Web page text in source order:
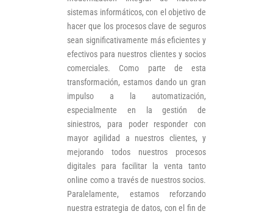
sistemas informáticos, con el objetivo de
hacer que los procesos clave de seguros
sean significativamente más eficientes y
efectivos para nuestros clientes y socios
comerciales. Como parte de esta
transformación, estamos dando un gran
impulso a la automatización,
especialmente en la gestión de
siniestros, para poder responder con
mayor agilidad a nuestros clientes, y
mejorando todos nuestros procesos
digitales para facilitar la venta tanto
online como a través de nuestros socios.
Paralelamente, estamos reforzando
nuestra estrategia de datos, con el fin de